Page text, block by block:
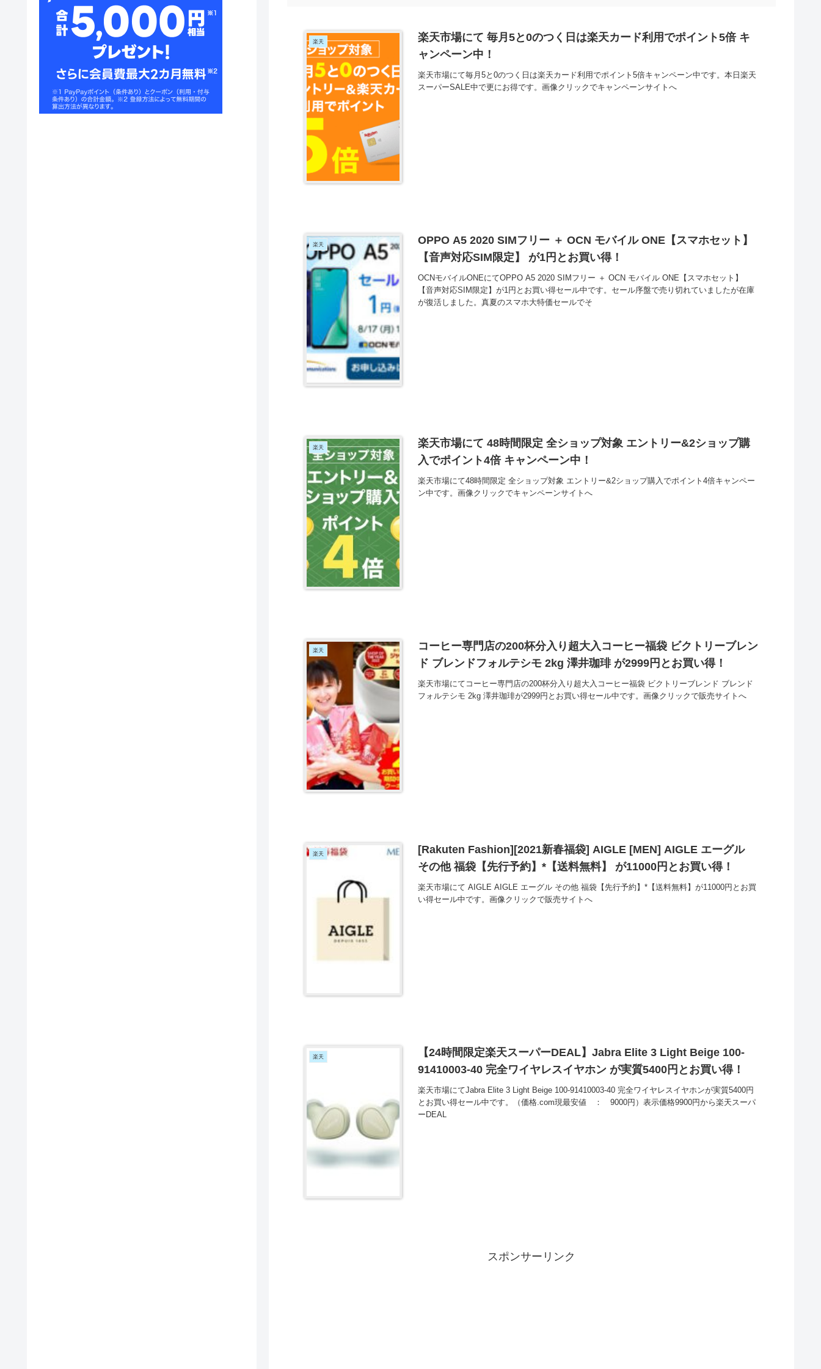
楽天
楽天市場にて 毎月5と0のつく日は楽天カード利用でポイント5倍 キ
ャンペーン中！
楽天市場にて毎月5と0のつく日は楽天カード利用でポイント5倍キャンペーン中です。本日楽天
スーパーSALE中で更にお得です。画像クリックでキャンペーンサイトへ
楽天
OPPO A5 2020 SIMフリー ＋ OCN モバイル ONE【スマホセット】
【音声対応SIM限定】 が1円とお買い得！
OCNモバイルONEにてOPPO A5 2020 SIMフリー ＋ OCN モバイル ONE【スマホセット】
【音声対応SIM限定】が1円とお買い得セール中です。セール序盤で売り切れていましたが在庫
が復活しました。真夏のスマホ大特価セールでそ
楽天
楽天市場にて 48時間限定 全ショップ対象 エントリー&2ショップ購
入でポイント4倍 キャンペーン中！
楽天市場にて48時間限定 全ショップ対象 エントリー&2ショップ購入でポイント4倍キャンペー
ン中です。画像クリックでキャンペーンサイトへ
楽天
コーヒー専門店の200杯分入り超大入コーヒー福袋 ビクトリーブレン
ド ブレンドフォルテシモ 2kg 澤井珈琲 が2999円とお買い得！
楽天市場にてコーヒー専門店の200杯分入り超大入コーヒー福袋 ビクトリーブレンド ブレンド
フォルテシモ 2kg 澤井珈琲が2999円とお買い得セール中です。画像クリックで販売サイトへ
楽天
[Rakuten Fashion][2021新春福袋] AIGLE [MEN] AIGLE エーグル
その他 福袋【先行予約】*【送料無料】 が11000円とお買い得！
楽天市場にて AIGLE AIGLE エーグル その他 福袋【先行予約】*【送料無料】が11000円とお買
い得セール中です。画像クリックで販売サイトへ
楽天
【24時間限定楽天スーパーDEAL】Jabra Elite 3 Light Beige 100-
91410003-40 完全ワイヤレスイヤホン が実質5400円とお買い得！
楽天市場にてJabra Elite 3 Light Beige 100-91410003-40 完全ワイヤレスイヤホンが実質5400円
とお買い得セール中です。（価格.com現最安値 ： 9000円）表示価格9900円から楽天スーパ
ーDEAL
スポンサーリンク